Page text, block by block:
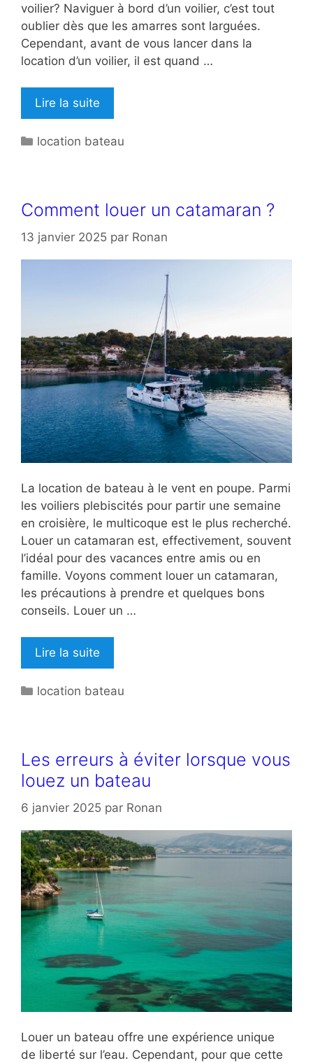
voilier? Naviguer à bord d’un voilier, c’est tout
oublier dès que les amarres sont larguées.
Cependant, avant de vous lancer dans la
location d’un voilier, il est quand …
Lire la suite
Catégories
location bateau
Comment louer un catamaran ?
13 janvier 2025 par Ronan
La location de bateau à le vent en poupe. Parmi
les voiliers plebiscités pour partir une semaine
en croisière, le multicoque est le plus recherché.
Louer un catamaran est, effectivement, souvent
l’idéal pour des vacances entre amis ou en
famille. Voyons comment louer un catamaran,
les précautions à prendre et quelques bons
conseils. Louer un …
Lire la suite
Catégories
location bateau
Les erreurs à éviter lorsque vous
louez un bateau
6 janvier 2025 par Ronan
Louer un bateau offre une expérience unique
de liberté sur l’eau. Cependant, pour que cette